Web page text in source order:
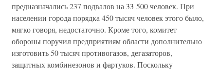
предназначались 237 подвалов на 33 500 человек. При
населении города порядка 450 тысяч человек этого было,
мягко говоря, недостаточно. Кроме того, комитет
обороны поручил предприятиям области дополнительно
изготовить 50 тысяч противогазов, дегазаторов,
защитных комбинезонов и фартуков. Поскольку